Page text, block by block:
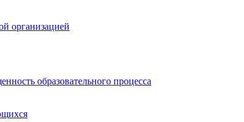
организацией
образовательного процесса